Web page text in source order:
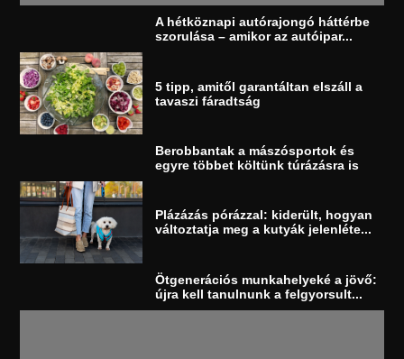
A hétköznapi autórajongó háttérbe
szorulása – amikor az autóipar...
5 tipp, amitől garantáltan elszáll a
tavaszi fáradtság
Berobbantak a mászósportok és
egyre többet költünk túrázásra is
Plázázás pórázzal: kiderült, hogyan
változtatja meg a kutyák jelenléte...
Ötgenerációs munkahelyeké a jövő:
újra kell tanulnunk a felgyorsult...